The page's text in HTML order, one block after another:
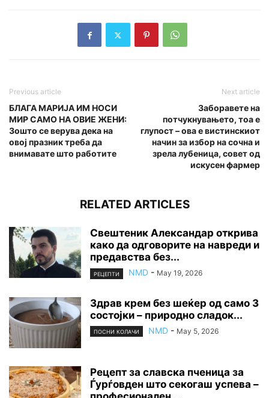
Previous article
БЛАГА МАРИЈА ИМ НОСИ
МИР САМО НА ОВИЕ ЖЕНИ:
Зошто се верува дека на
овој празник треба да
внимавате што работите
Next article
Заборавете на
потчукнувањето, тоа е
глупост – ова е вистинскиот
начин за избор на сочна и
зрела лубеница, совет од
искусен фармер
RELATED ARTICLES
Свештеник Александар открива
како да одговорите на навреди и
предавства без...
РЕЦЕПТИ NMD - May 19, 2026
Здрав крем без шеќер од само 3
состојки – природно сладок...
ПОСНИ КОЛАЧИ NMD - May 5, 2026
Рецепт за славска пченица за
Ѓурѓовден што секогаш успева –